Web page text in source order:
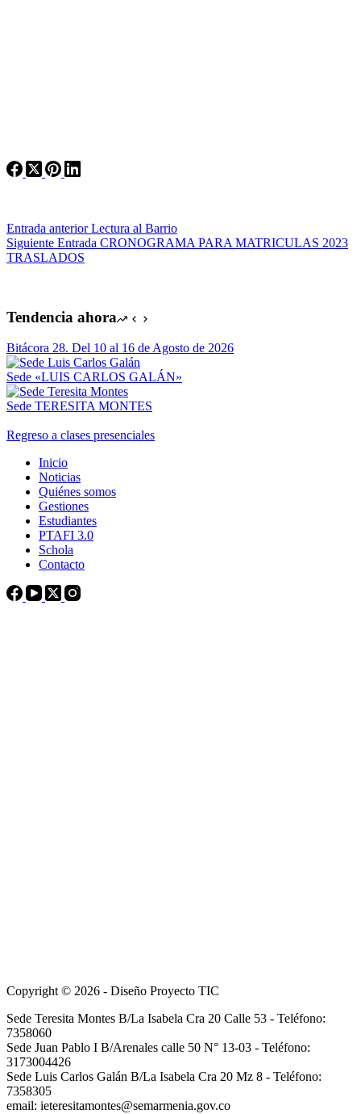
Entrada anteriorLectura al Barrio
Siguiente Entrada CRONOGRAMA PARA MATRICULAS 2023
TRASLADOS
Tendencia ahora
Bitácora 28. Del 10 al 16 de Agosto de 2026
Sede «LUIS CARLOS GALÁN»
Sede TERESITA MONTES
Regreso a clases presenciales
Inicio
Noticias
Quiénes somos
Gestiones
Estudiantes
PTAFI 3.0
Schola
Contacto
Copyright © 2026 - Diseño Proyecto TIC
Sede Teresita Montes B/La Isabela Cra 20 Calle 53 - Teléfono:
7358060
Sede Juan Pablo I B/Arenales calle 50 N° 13-03 - Teléfono:
3173004426
Sede Luis Carlos Galán B/La Isabela Cra 20 Mz 8 - Teléfono:
7358305
email: ieteresitamontes@semarmenia.gov.co